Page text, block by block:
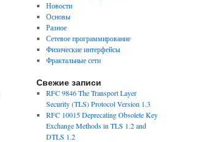
Новости
Основы
Разное
Сетевое программирование
Физические интерфейсы
Фрактальные сети
Свежие записи
RFC 9846 The Transport Layer
Security (TLS) Protocol Version 1.3
RFC 10015 Deprecating Obsolete Key
Exchange Methods in TLS 1.2 and
DTLS 1.2